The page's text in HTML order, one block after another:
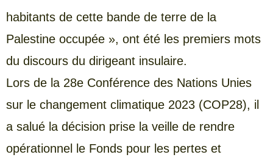
habitants de cette bande de terre de la
Palestine occupée », ont été les premiers mots
du discours du dirigeant insulaire.
Lors de la 28e Conférence des Nations Unies
sur le changement climatique 2023 (COP28), il
a salué la décision prise la veille de rendre
opérationnel le Fonds pour les pertes et